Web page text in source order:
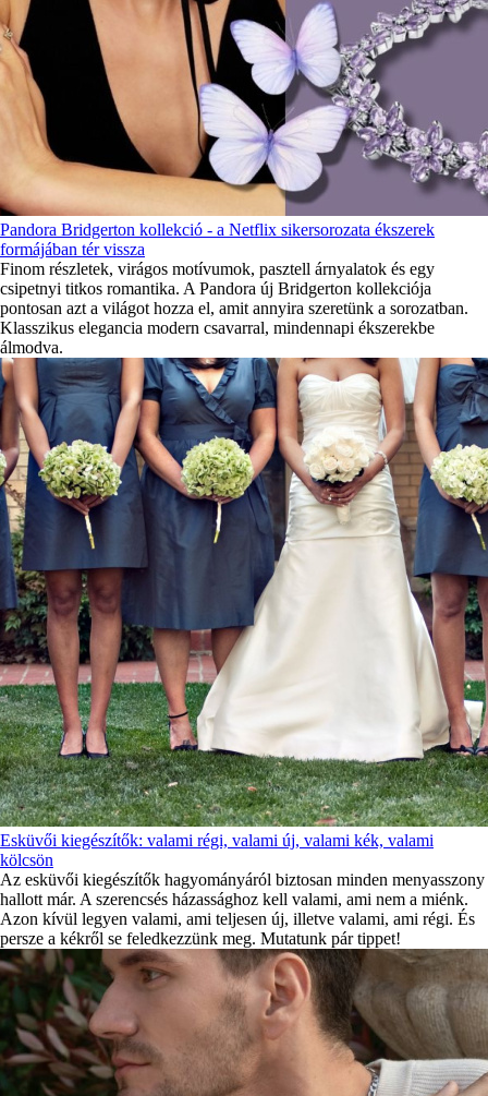
Pandora Bridgerton kollekció - a Netflix sikersorozata ékszerek
formájában tér vissza
Finom részletek, virágos motívumok, pasztell árnyalatok és egy
csipetnyi titkos romantika. A Pandora új Bridgerton kollekciója
pontosan azt a világot hozza el, amit annyira szeretünk a sorozatban.
Klasszikus elegancia modern csavarral, mindennapi ékszerekbe
álmodva.
Esküvői kiegészítők: valami régi, valami új, valami kék, valami
kölcsön
Az esküvői kiegészítők hagyományáról biztosan minden menyasszony
hallott már. A szerencsés házassághoz kell valami, ami nem a miénk.
Azon kívül legyen valami, ami teljesen új, illetve valami, ami régi. És
persze a kékről se feledkezzünk meg. Mutatunk pár tippet!